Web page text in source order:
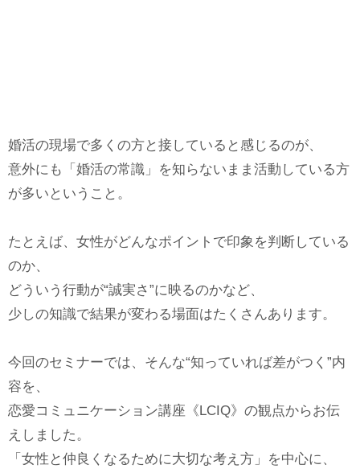
婚活の現場で多くの方と接していると感じるのが、
意外にも「婚活の常識」を知らないまま活動している方
が多いということ。
たとえば、女性がどんなポイントで印象を判断している
のか、
どういう行動が“誠実さ”に映るのかなど、
少しの知識で結果が変わる場面はたくさんあります。
今回のセミナーでは、そんな“知っていれば差がつく”内
容を、
恋愛コミュニケーション講座《LCIQ》の観点からお伝
えしました。
「女性と仲良くなるために大切な考え方」を中心に、